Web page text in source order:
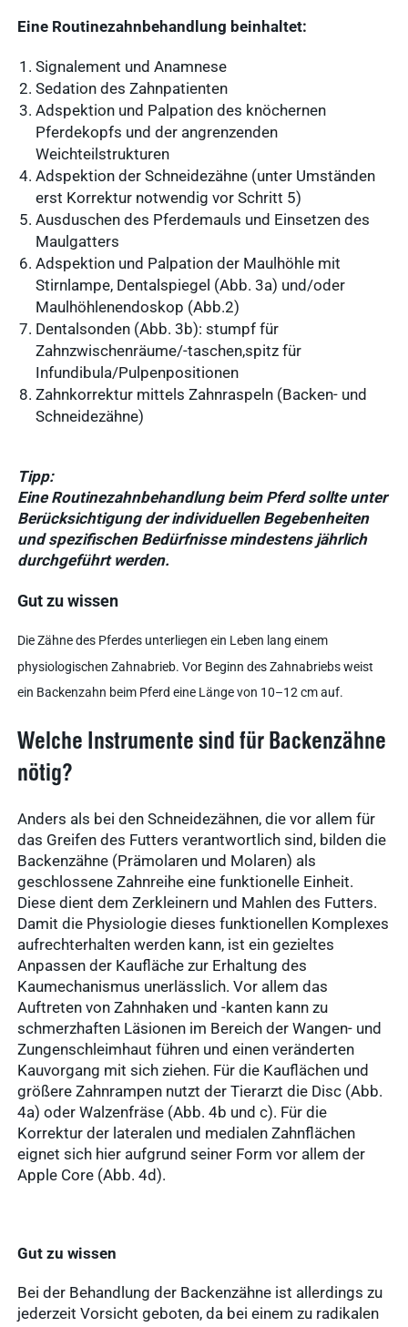
Eine Routinezahnbehandlung beinhaltet:
Signalement und Anamnese
Sedation des Zahnpatienten
Adspektion und Palpation des knöchernen
Pferdekopfs und der angrenzenden
Weichteilstrukturen
Adspektion der Schneidezähne (unter Umständen
erst Korrektur notwendig vor Schritt 5)
Ausduschen des Pferdemauls und Einsetzen des
Maulgatters
Adspektion und Palpation der Maulhöhle mit
Stirnlampe, Dentalspiegel (Abb. 3a) und/oder
Maulhöhlenendoskop (Abb.2)
Dentalsonden (Abb. 3b): stumpf für
Zahnzwischenräume/-taschen,spitz für
Infundibula/Pulpenpositionen
Zahnkorrektur mittels Zahnraspeln (Backen- und
Schneidezähne)
Tipp:
Eine Routinezahnbehandlung beim Pferd sollte unter
Berücksichtigung der individuellen Begebenheiten
und spezifischen Bedürfnisse mindestens jährlich
durchgeführt werden.
Gut zu wissen
Die Zähne des Pferdes unterliegen ein Leben lang einem
physiologischen Zahnabrieb. Vor Beginn des Zahnabriebs weist
ein Backenzahn beim Pferd eine Länge von 10–12 cm auf.
Welche Instrumente sind für Backenzähne
nötig?
Anders als bei den Schneidezähnen, die vor allem für
das Greifen des Futters verantwortlich sind, bilden die
Backenzähne (Prämolaren und Molaren) als
geschlossene Zahnreihe eine funktionelle Einheit.
Diese dient dem Zerkleinern und Mahlen des Futters.
Damit die Physiologie dieses funktionellen Komplexes
aufrechterhalten werden kann, ist ein gezieltes
Anpassen der Kaufläche zur Erhaltung des
Kaumechanismus unerlässlich. Vor allem das
Auftreten von Zahnhaken und -kanten kann zu
schmerzhaften Läsionen im Bereich der Wangen- und
Zungenschleimhaut führen und einen veränderten
Kauvorgang mit sich ziehen. Für die Kauflächen und
größere Zahnrampen nutzt der Tierarzt die Disc (Abb.
4a) oder Walzenfräse (Abb. 4b und c). Für die
Korrektur der lateralen und medialen Zahnflächen
eignet sich hier aufgrund seiner Form vor allem der
Apple Core (Abb. 4d).
Gut zu wissen
Bei der Behandlung der Backenzähne ist allerdings zu
jederzeit Vorsicht geboten, da bei einem zu radikalen